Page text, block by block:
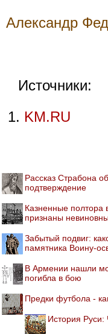
Александр
Источники:
KM.RU
Рассказ Страбона
подтверждение
Казненные полтора
признаны
Забытый подвиг:
памятника Воину-
В Армении нашли
погибла в бою
Предки футбола -
История